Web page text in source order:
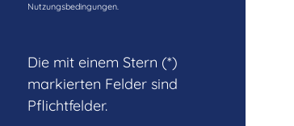
Nutzungsbedingungen.
Die mit einem Stern (*)
markierten Felder sind
Pflichtfelder.